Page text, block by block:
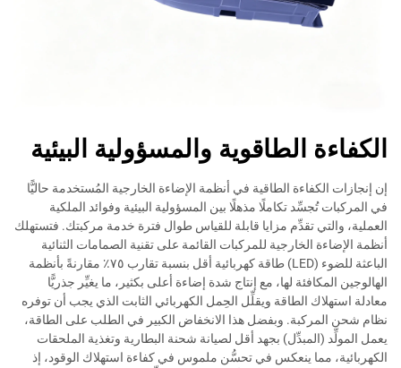
الكفاءة الطاقوية والمسؤولية البيئية
إن إنجازات الكفاءة الطاقية في أنظمة الإضاءة الخارجية المُستخدمة حاليًّا
في المركبات تُجسِّد تكاملًا مذهلًا بين المسؤولية البيئية وفوائد الملكية
العملية، والتي تقدِّم مزايا قابلة للقياس طوال فترة خدمة مركبتك. فتستهلك
أنظمة الإضاءة الخارجية للمركبات القائمة على تقنية الصمامات الثنائية
الباعثة للضوء (LED) طاقة كهربائية أقل بنسبة تقارب ٧٥٪ مقارنةً بأنظمة
الهالوجين المكافئة لها، مع إنتاج شدة إضاءة أعلى بكثير، ما يغيِّر جذريًّا
معادلة استهلاك الطاقة ويقلِّل الحِمل الكهربائي الثابت الذي يجب أن توفره
نظام شحن المركبة. وبفضل هذا الانخفاض الكبير في الطلب على الطاقة،
يعمل المولِّد (المبدِّل) بجهد أقل لصيانة شحنة البطارية وتغذية الملحقات
الكهربائية، مما ينعكس في تحسُّن ملموس في كفاءة استهلاك الوقود، إذ